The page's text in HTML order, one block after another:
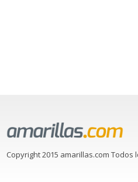
Copyright 2015 amarillas.com